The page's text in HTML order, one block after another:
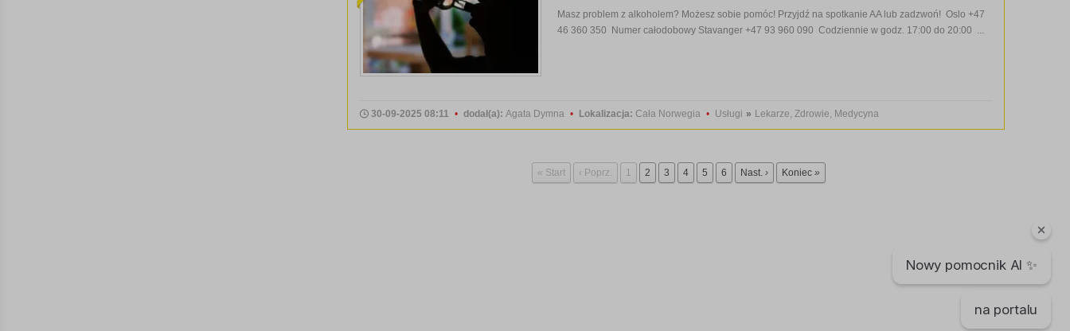
Nowy pomocnik AI ✨
na portalu
Masz problem z alkoholem? Możesz sobie pomóc! Przyjdź na spotkanie AA lub zadzwoń! Oslo +47
46 360 350 Numer całodobowy Stavanger +47 93 960 090 Codziennie w godz. 17:00 do 20:00 ...
30-09-2025 08:11 • dodał(a): Agata Dymna • Lokalizacja: Cała Norwegia • Usługi » Lekarze, Zdrowie, Medycyna
« Start ‹Poprz. 1 2 3 4 5 6 Nast. › Koniec »